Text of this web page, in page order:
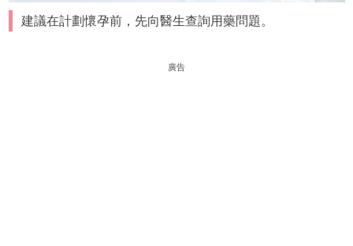
建議在計劃懷孕前，先向醫生查詢用藥問題。
廣告